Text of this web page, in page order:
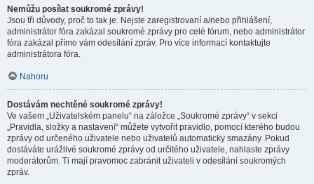
Nemůžu posílat soukromé zprávy!
Jsou tři důvody, proč to tak je. Nejste zaregistrovaní a/nebo přihlášení,
administrátor fóra zakázal soukromé zprávy pro celé fórum, nebo administrátor
fóra zakázal přímo vám odesílání zpráv. Pro více informací kontaktujte
administrátora fóra.
Nahoru
Dostávám nechtěné soukromé zprávy!
Ve vašem „Uživatelském panelu“ na záložce „Soukromé zprávy“ v sekci
„Pravidla, složky a nastavení“ můžete vytvořit pravidlo, pomocí kterého budou
zprávy od určeného uživatele nebo uživatelů automaticky smazány. Pokud
dostáváte urážlivé soukromé zprávy od určitého uživatele, nahlaste zprávy
moderátorům. Ti mají pravomoc zabránit uživateli v odesílání soukromých
zpráv.